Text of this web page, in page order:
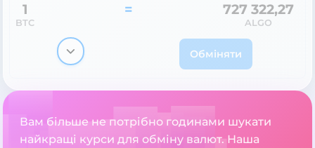
1
BTC
= 727 322,27
ALGO
Обміняти
Вам більше не потрібно годинами шукати
найкращі курси для обміну валют. Наша